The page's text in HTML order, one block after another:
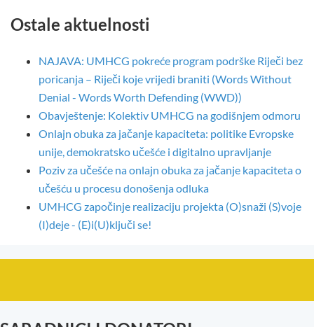
Ostale aktuelnosti
NAJAVA: UMHCG pokreće program podrške Riječi bez
poricanja – Riječi koje vrijedi braniti (Words Without
Denial - Words Worth Defending (WWD))
Obavještenje: Kolektiv UMHCG na godišnjem odmoru
Onlajn obuka za jačanje kapaciteta: politike Evropske
unije, demokratsko učešće i digitalno upravljanje
Poziv za učešće na onlajn obuka za jačanje kapaciteta o
učešću u procesu donošenja odluka
UMHCG započinje realizaciju projekta (O)snaži (S)voje
(I)deje - (E)i(U)ključi se!